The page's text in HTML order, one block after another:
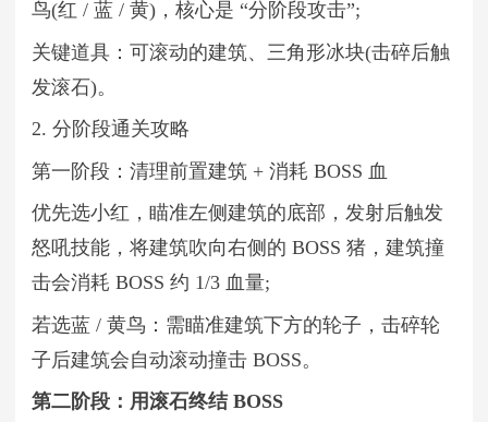
鸟(红 / 蓝 / 黄)，核心是 “分阶段攻击”;
关键道具：可滚动的建筑、三角形冰块(击碎后触
发滚石)。
2. 分阶段通关攻略
第一阶段：清理前置建筑 + 消耗 BOSS 血
优先选小红，瞄准左侧建筑的底部，发射后触发
怒吼技能，将建筑吹向右侧的 BOSS 猪，建筑撞
击会消耗 BOSS 约 1/3 血量;
若选蓝 / 黄鸟：需瞄准建筑下方的轮子，击碎轮
子后建筑会自动滚动撞击 BOSS。
第二阶段：用滚石终结 BOSS